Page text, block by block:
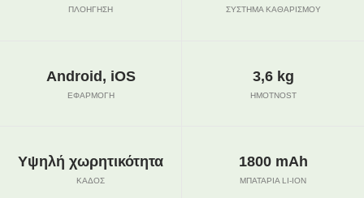
ΠΛΟΉΓΗΣΗ ΣΎΣΤΗΜΑ ΚΑΘΑΡΙΣΜΟΎ
Android, iOS
ΕΦΑΡΜΟΓΉ
3,6 kg
HMOTNOST
Υψηλή χωρητικότητα
ΚΆΔΟΣ
1800 mAh
ΜΠΑΤΑΡΊΑ LI-ION